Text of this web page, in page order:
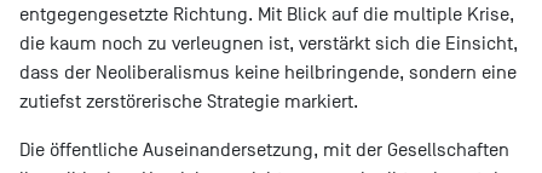
entgegengesetzte Richtung. Mit Blick auf die multiple Krise,
die kaum noch zu verleugnen ist, verstärkt sich die Einsicht,
dass der Neoliberalismus keine heilbringende, sondern eine
zutiefst zerstörerische Strategie markiert.
Die öffentliche Auseinandersetzung, mit der Gesellschaften